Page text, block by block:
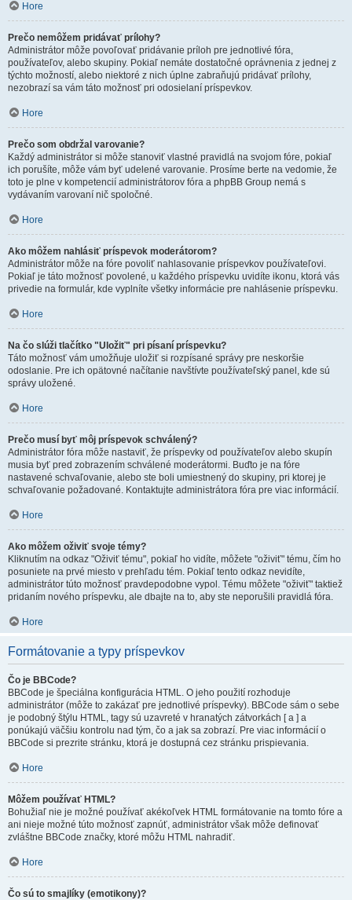
Hore
Prečo nemôžem pridávať prílohy?
Administrátor môže povoľovať pridávanie príloh pre jednotlivé fóra,
používateľov, alebo skupiny. Pokiaľ nemáte dostatočné oprávnenia z jednej z
týchto možností, alebo niektoré z nich úplne zabraňujú pridávať prílohy,
nezobrazí sa vám táto možnosť pri odosielaní príspevkov.
Hore
Prečo som obdržal varovanie?
Každý administrátor si môže stanoviť vlastné pravidlá na svojom fóre, pokiaľ
ich porušíte, môže vám byť udelené varovanie. Prosíme berte na vedomie, že
toto je plne v kompetencií administrátorov fóra a phpBB Group nemá s
vydávaním varovaní nič spoločné.
Hore
Ako môžem nahlásiť príspevok moderátorom?
Administrátor môže na fóre povoliť nahlasovanie príspevkov používateľovi.
Pokiaľ je táto možnosť povolené, u každého príspevku uvidíte ikonu, ktorá vás
privedie na formulár, kde vyplníte všetky informácie pre nahlásenie príspevku.
Hore
Na čo slúži tlačítko "Uložiť" pri písaní príspevku?
Táto možnosť vám umožňuje uložiť si rozpísané správy pre neskoršie
odoslanie. Pre ich opätovné načítanie navštívte používateľský panel, kde sú
správy uložené.
Hore
Prečo musí byť môj príspevok schválený?
Administrátor fóra môže nastaviť, že príspevky od používateľov alebo skupín
musia byť pred zobrazením schválené moderátormi. Buďto je na fóre
nastavené schvaľovanie, alebo ste boli umiestnený do skupiny, pri ktorej je
schvaľovanie požadované. Kontaktujte administrátora fóra pre viac informácií.
Hore
Ako môžem oživiť svoje témy?
Kliknutím na odkaz "Oživiť tému", pokiaľ ho vidíte, môžete "oživiť" tému, čím ho
posuniete na prvé miesto v prehľadu tém. Pokiaľ tento odkaz nevidíte,
administrátor túto možnosť pravdepodobne vypol. Tému môžete "oživiť" taktiež
pridaním nového príspevku, ale dbajte na to, aby ste neporušili pravidlá fóra.
Hore
Formátovanie a typy príspevkov
Čo je BBCode?
BBCode je špeciálna konfigurácia HTML. O jeho použití rozhoduje
administrátor (môže to zakázať pre jednotlivé príspevky). BBCode sám o sebe
je podobný štýlu HTML, tagy sú uzavreté v hranatých zátvorkách [ a ] a
ponúkajú väčšiu kontrolu nad tým, čo a jak sa zobrazí. Pre viac informácií o
BBCode si prezrite stránku, ktorá je dostupná cez stránku prispievania.
Hore
Môžem používať HTML?
Bohužiaľ nie je možné používať akékoľvek HTML formátovanie na tomto fóre a
ani nieje možné túto možnosť zapnúť, administrátor však môže definovať
zvláštne BBCode značky, ktoré môžu HTML nahradiť.
Hore
Čo sú to smajlíky (emotikony)?